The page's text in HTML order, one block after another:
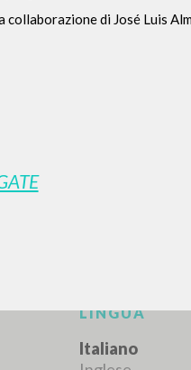
collaborazione di José Luis
Utilizza la
TROVATI